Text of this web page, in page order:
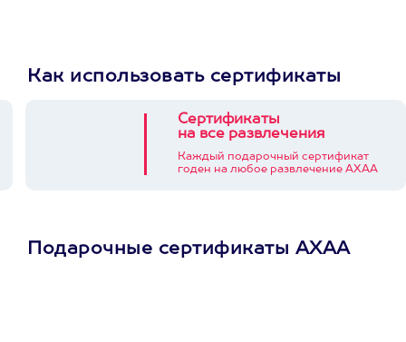
Как использовать сертификаты
Сертификаты
на все развлечения
Каждый подарочный сертификат
годен на любое развлечение АХАА
Подарочные сертификаты АХАА